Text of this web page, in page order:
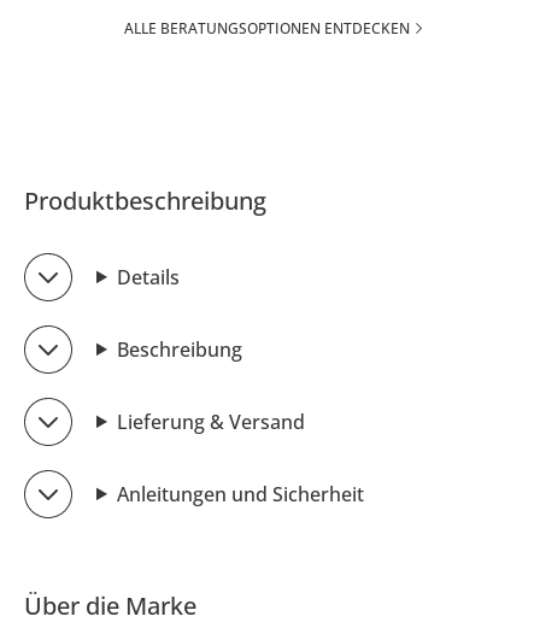
ALLE BERATUNGSOPTIONEN ENTDECKEN
Produktbeschreibung
Details
Beschreibung
Lieferung & Versand
Anleitungen und Sicherheit
Über die Marke